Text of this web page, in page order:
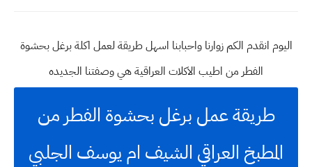
اليوم انقدم الكم زوارنا واحبابنا اسهل طريقة لعمل اكلة برغل بحشوة
الفطر من اطيب الاكلات العراقية هي وصفتنا الجديده
طريقة عمل برغل بحشوة الفطر من
المطبخ العراقي الشيف ام يوسف الجلبي